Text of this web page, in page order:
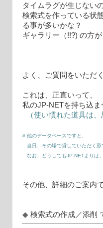
タイムラグが生じないの
検索式を作っている状
る事が多いかな？
ギャラリー（!!?) の方
よく、ご質問をいただ
これは、正直いって、
私のJP-NETを持ち込ま
（使い慣れた道具は、
# 他のデータベースですと、
当日、その場で貸していただく形
なお、どうしてもJP-NETよりは
その他、詳細のご案内
◆ 検索式の作成／添削